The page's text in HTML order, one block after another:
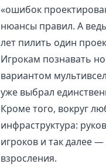
«ошибок
нюансы правил. А
лет пилить один
Игрокам познавать
вариантом
уже выбрал
Кроме того, вокруг
инфраструктура:
игроков и так далее
взросления.